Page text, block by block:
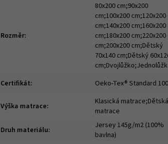
Rozměr:
80x200 cm;90x200
cm;100x200 cm;120x200
cm;140x200 cm;160x200
cm;180x200 cm;220x200
cm;200x200 cm;Dětský
70x140 cm;Dětský
Certifikát: Oeko-Tex® Standard
Výška matrace:
Klasická
matrace
Druh materiálu:
Jersey 145g/m2 (100%
bavlna)